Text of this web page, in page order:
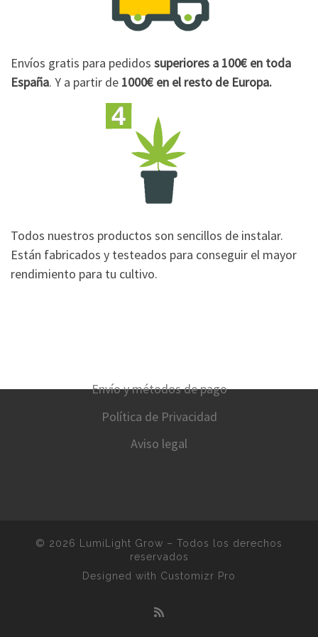
Envíos gratis para pedidos superiores a 100€ en toda
España. Y a partir de 1000€ en el resto de Europa.
Todos nuestros productos son sencillos de instalar.
Están fabricados y testeados para conseguir el mayor
rendimiento para tu cultivo.
Envío y métodos de pago
Política de Privacidad
Aviso legal
© 2026 LumiLight Grow – Todos los derechos
reservados
Designed with Customizr Pro